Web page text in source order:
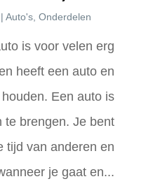
| Auto's, Onderdelen
is voor velen erg
heeft een auto en
Een auto is
te brengen. Je bent
tijd van anderen en
je gaat en...